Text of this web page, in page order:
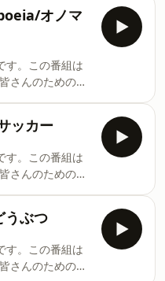
しておはなしし
聞いてください
わいものです。
for everyone
a short
part of
episode will
in a
listen
is about
オノマ
す。この番組は
さんのためのラ
しておはなしし
聞いてください
ノマトペです。
for everyone
a short
part of
episode will
speak in a
listen
ッカー
す。この番組は
さんのためのラ
しておはなしし
聞いてください
ッカーです。
for everyone
ぶつ
す。この番組は
さんのためのラ